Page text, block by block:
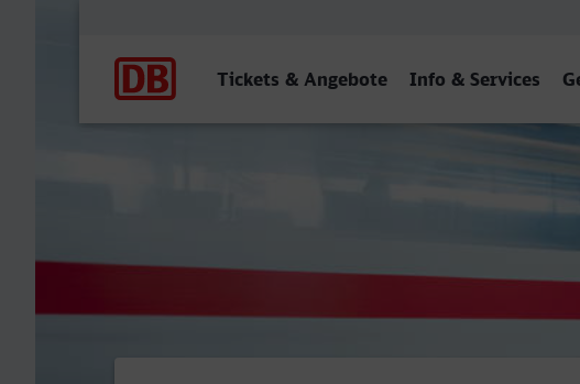
Tickets & Angebote Info & Services
Sonneberg (Thür) Hbf - Lingen